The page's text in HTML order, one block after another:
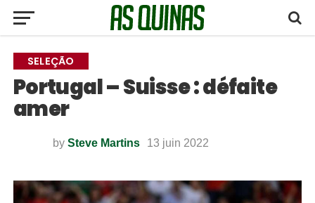
SELEÇÃO
Portugal – Suisse : défaite
amer
by Steve Martins 13 juin 2022